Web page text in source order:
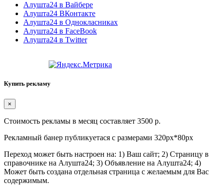
Алушта24 в Вайбере
Алушта24 ВКонтакте
Алушта24 в Однокласниках
Алушта24 в FaceBook
Алушта24 в Twitter
Купить рекламу
×
Стоимость рекламы в месяц составляет 3500 р.
Рекламный банер публикуетася с размерами 320px*80px
Переход может быть настроен на: 1) Ваш сайт; 2) Страницу в
справочнике на Алушта24; 3) Объявление на Алушта24; 4)
Может быть создана отдельная страница с желаемым для Вас
содержимым.